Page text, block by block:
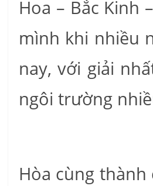
Hoa – Bắc Kinh
mình khi nhiều
nay, với giải
ngôi trường
Hòa cùng